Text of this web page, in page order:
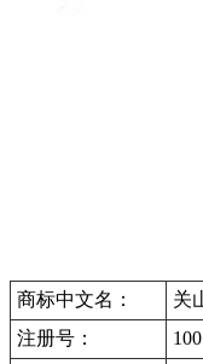
商标中文名：
关
注册号：